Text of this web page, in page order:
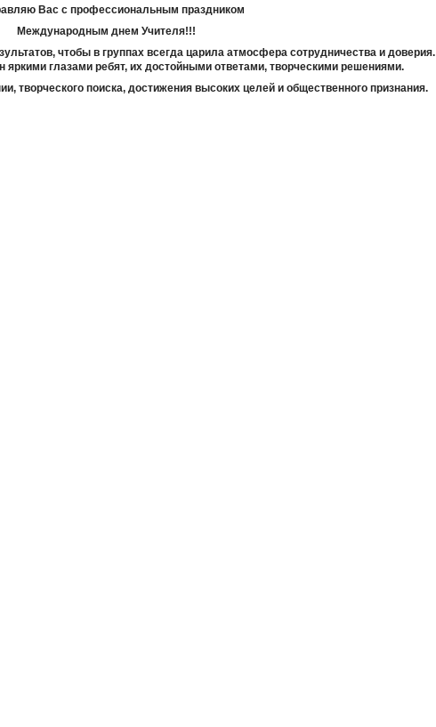
Вас с профессиональным праздником
Международным днем Учителя!!!
чтобы в группах всегда царила атмосфера сотрудничества и
яркими глазами ребят, их достойными ответами, творческими решениями.
творческого поиска, достижения высоких целей и общественного признания.